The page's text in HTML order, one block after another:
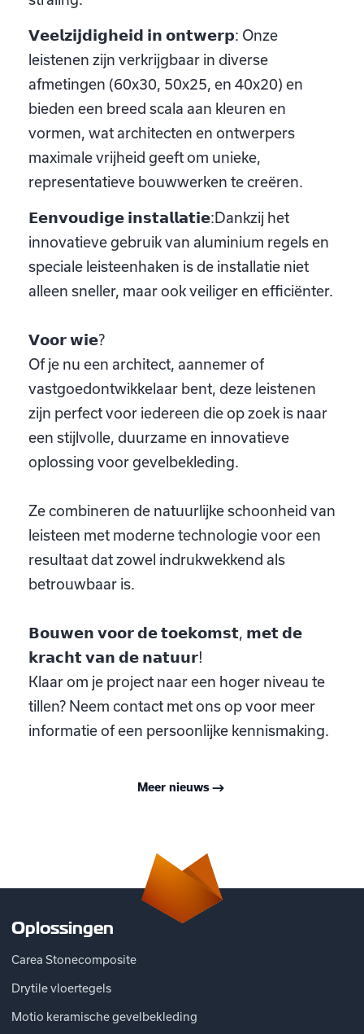
𝗩𝗲𝗲𝗹𝘇𝗶𝗷𝗱𝗶𝗴𝗵𝗲𝗶𝗱 𝗶𝗻 𝗼𝗻𝘁𝘄𝗲𝗿𝗽: Onze
leistenen zijn verkrijgbaar in diverse
afmetingen (60x30, 50x25, en 40x20) en
bieden een breed scala aan kleuren en
vormen, wat architecten en ontwerpers
maximale vrijheid geeft om unieke,
representatieve bouwwerken te creëren.
𝗘𝗲𝗻𝘃𝗼𝘂𝗱𝗶𝗴𝗲 𝗶𝗻𝘀𝘁𝗮𝗹𝗹𝗮𝘁𝗶𝗲:Dankzij het
innovatieve gebruik van aluminium regels en
speciale leisteenhaken is de installatie niet
alleen sneller, maar ook veiliger en efficiënter.
𝗩𝗼𝗼𝗿 𝘄𝗶𝗲?
Of je nu een architect, aannemer of
vastgoedontwikkelaar bent, deze leistenen
zijn perfect voor iedereen die op zoek is naar
een stijlvolle, duurzame en innovatieve
oplossing voor gevelbekleding.
Ze combineren de natuurlijke schoonheid van
leisteen met moderne technologie voor een
resultaat dat zowel indrukwekkend als
betrouwbaar is.
𝗕𝗼𝘂𝘄𝗲𝗻 𝘃𝗼𝗼𝗿 𝗱𝗲 𝘁𝗼𝗲𝗸𝗼𝗺𝘀𝘁, 𝗺𝗲𝘁 𝗱𝗲
𝗸𝗿𝗮𝗰𝗵𝘁 𝘃𝗮𝗻 𝗱𝗲 𝗻𝗮𝘁𝘂𝘂𝗿!
Klaar om je project naar een hoger niveau te
tillen? Neem contact met ons op voor meer
informatie of een persoonlijke kennismaking.
Meer nieuws
Oplossingen
Carea Stonecomposite
Drytile vloertegels
Motio keramische gevelbekleding